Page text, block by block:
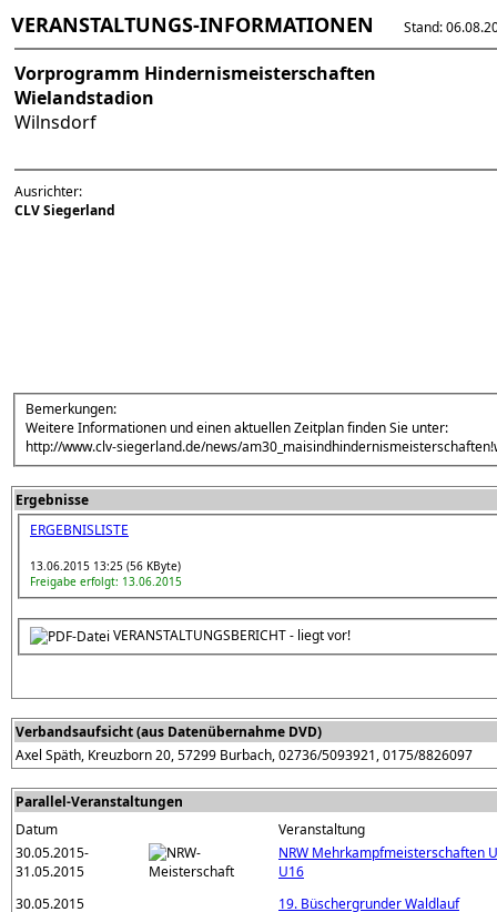
VERANSTALTUNGS-INFORMATIONEN Stand:
Vorprogramm Hindernismeisterschaften
Wielandstadion
Wilnsdorf
Ausrichter:
CLV Siegerland
Bemerkungen:
Weitere Informationen und einen aktuellen Zeitplan finden Sie unter:
http://www.clv-siegerland.de/news/
Ergebnisse
ERGEBNISLISTE
13.06.2015 13:25 (56 KByte)
Freigabe erfolgt: 13.06.2015
VERANSTALTUNGSBERICHT - liegt vor!
Verbandsaufsicht (aus Datenübernahme DVD)
Axel Späth, Kreuzborn 20, 57299 Burbach, 02736/5093921, 0175/8826097
Parallel-Veranstaltungen
Datum
Veranstaltung
30.05.2015-
31.05.2015
NRW Mehrkampfmeisterschaften
U16
30.05.2015
19. Büschergrunder Waldlauf